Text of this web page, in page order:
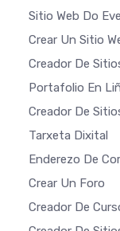
Sitio Web Do
Crear Un Sitio
Creador De
Portafolio En
Creador De
Tarxeta Dixital
Enderezo De
Crear Un Foro
Creador De